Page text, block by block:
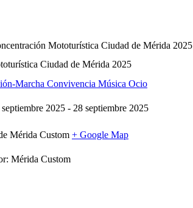
Mototurística Ciudad de Mérida 2025
Ciudad de Mérida 2025
Marcha Convivencia Música Ocio
septiembre 2025 - 28 septiembre 2025
Mérida Custom + Google Map
Mérida Custom